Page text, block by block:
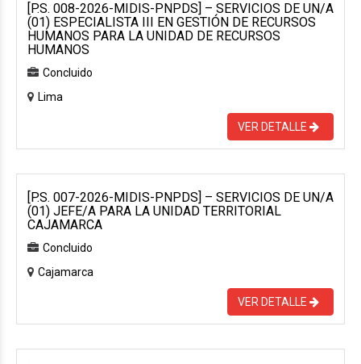
[P.S. 008-2026-MIDIS-PNPDS] – SERVICIOS DE UN/A
(01) ESPECIALISTA III EN GESTIÓN DE RECURSOS
HUMANOS PARA LA UNIDAD DE RECURSOS
HUMANOS
Concluido
Lima
VER DETALLE
[P.S. 007-2026-MIDIS-PNPDS] – SERVICIOS DE UN/A
(01) JEFE/A PARA LA UNIDAD TERRITORIAL
CAJAMARCA
Concluido
Cajamarca
VER DETALLE